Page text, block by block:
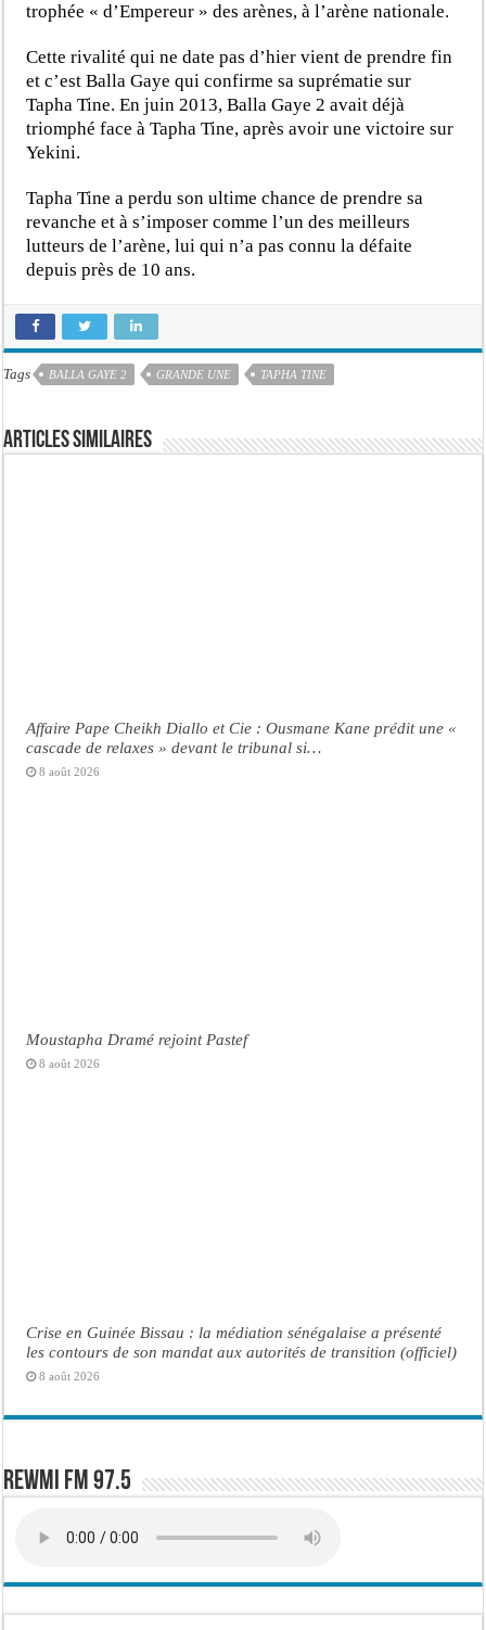
trophée « d’Empereur » des arènes, à l’arène nationale.
Cette rivalité qui ne date pas d’hier vient de prendre fin
et c’est Balla Gaye qui confirme sa suprématie sur
Tapha Tine. En juin 2013, Balla Gaye 2 avait déjà
triomphé face à Tapha Tine, après avoir une victoire sur
Yekini.
Tapha Tine a perdu son ultime chance de prendre sa
revanche et à s’imposer comme l’un des meilleurs
lutteurs de l’arène, lui qui n’a pas connu la défaite
depuis près de 10 ans.
Tags BALLA GAYE 2 GRANDE UNE TAPHA TINE
Articles similaires
Affaire Pape Cheikh Diallo et Cie : Ousmane Kane prédit une «
cascade de relaxes » devant le tribunal si…
8 août 2026
Moustapha Dramé rejoint Pastef
8 août 2026
Crise en Guinée Bissau : la médiation sénégalaise a présenté
les contours de son mandat aux autorités de transition (officiel)
8 août 2026
Rewmi FM 97.5